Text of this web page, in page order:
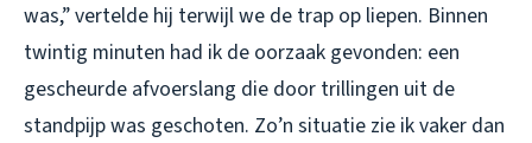
was,” vertelde hij terwijl we de trap op liepen. Binnen
twintig minuten had ik de oorzaak gevonden: een
gescheurde afvoerslang die door trillingen uit de
standpijp was geschoten. Zo’n situatie zie ik vaker dan